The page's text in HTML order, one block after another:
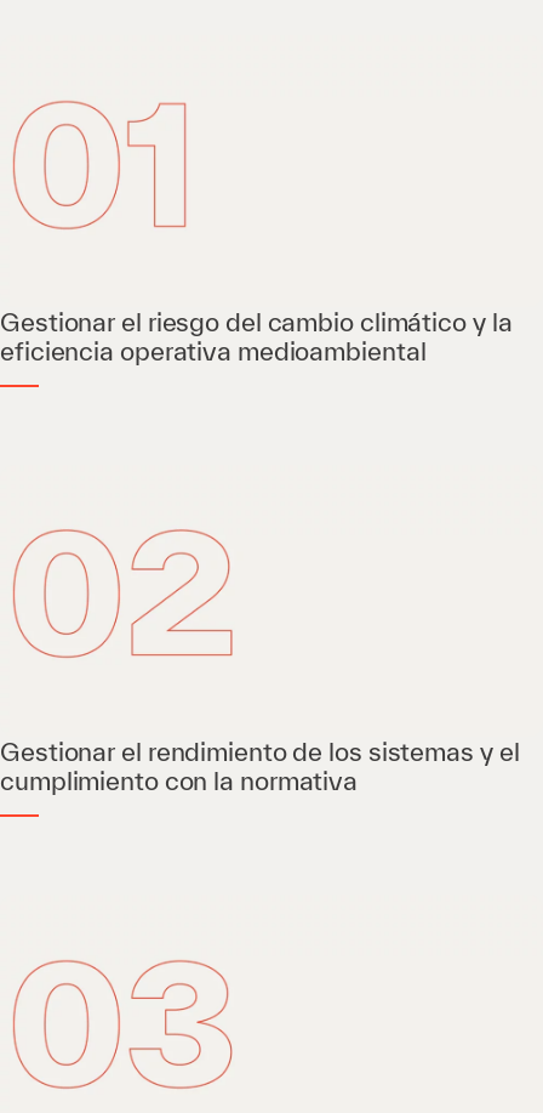
Gestionar el riesgo del cambio climático y la
eficiencia operativa medioambiental
Gestionar el rendimiento de los sistemas y el
cumplimiento con la normativa